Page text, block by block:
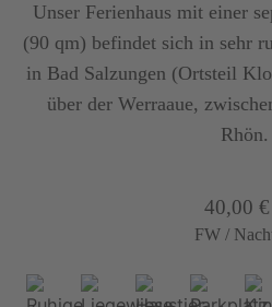
Unser Ferienhaus mit einer
(90 qm) befindet sich in sehr
in Bad Salzungen (Ortsteil
über der Werraaue,
Rhön.
40,00 €
FW /